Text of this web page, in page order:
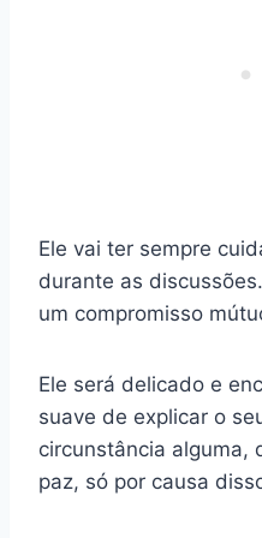
Ele vai ter sempre
durante as
um compromisso
Ele será delicado e
suave de explicar o
circunstância alguma,
paz, só por causa